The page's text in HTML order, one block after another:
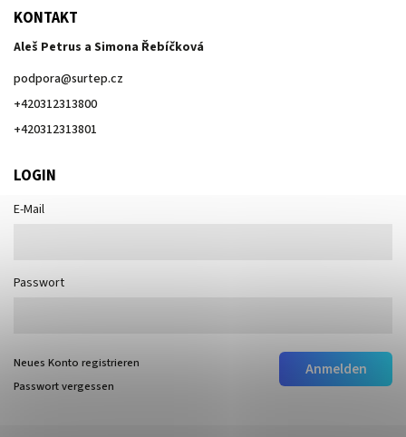
KONTAKT
Aleš Petrus a Simona Řebíčková
podpora@surtep.cz
+420312313800
+420312313801
LOGIN
E-Mail
Passwort
Anmelden
Neues Konto registrieren
Passwort vergessen